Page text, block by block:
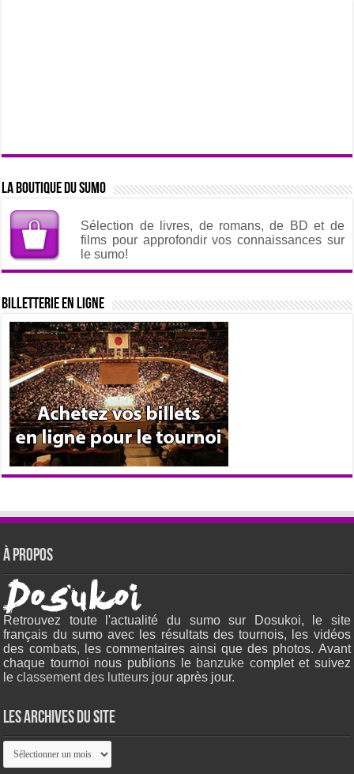
La boutique du sumo
Sélection de livres, de romans, de BD et de
films pour approfondir vos connaissances sur
le sumo!
Billetterie en ligne
À propos
Retrouvez toute l'actualité du sumo sur Dosukoi, le site
français du sumo avec les résultats des tournois, les vidéos
des combats, les commentaires ainsi que des photos. Avant
chaque tournoi nous publions le banzuke complet et suivez
leclassement des lutteurs jour après jour.
Les archives du site
Les
archives